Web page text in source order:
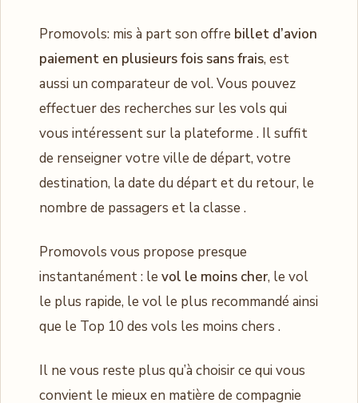
Promovols: mis à part son offre billet d’avion
paiement en plusieurs fois sans frais, est
aussi un comparateur de vol. Vous pouvez
effectuer des recherches sur les vols qui
vous intéressent sur la plateforme . Il suffit
de renseigner votre ville de départ, votre
destination, la date du départ et du retour, le
nombre de passagers et la classe .
Promovols vous propose presque
instantanément : le vol le moins cher, le vol
le plus rapide, le vol le plus recommandé ainsi
que le Top 10 des vols les moins chers .
Il ne vous reste plus qu’à choisir ce qui vous
convient le mieux en matière de compagnie